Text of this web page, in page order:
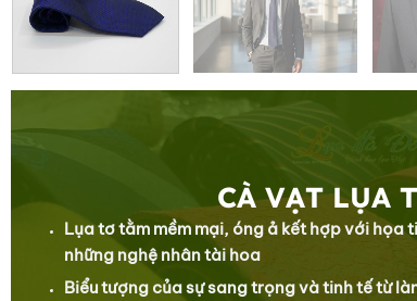
CÀ VẠT LỤA
Lụa tơ tằm mềm mại, óng ả kết hợp với
những nghệ nhân tài hoa
Biểu tượng của sự sang trọng và tinh tế từ